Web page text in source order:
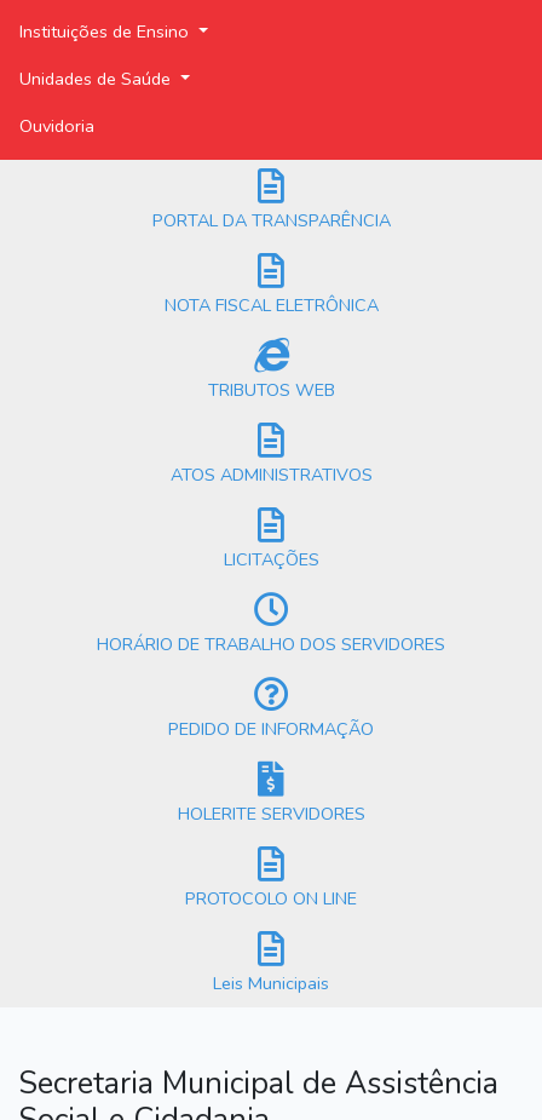
Instituições de Ensino
Unidades de Saúde
Ouvidoria
PORTAL DA TRANSPARÊNCIA
NOTA FISCAL ELETRÔNICA
TRIBUTOS WEB
ATOS ADMINISTRATIVOS
LICITAÇÕES
HORÁRIO DE TRABALHO DOS SERVIDORES
PEDIDO DE INFORMAÇÃO
HOLERITE SERVIDORES
PROTOCOLO ON LINE
Leis Municipais
Secretaria Municipal de Assistência